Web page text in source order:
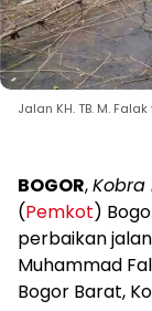
Jalan KH. TB. M.
BOGOR,Kobra
(Pemkot)
perbaikan
Muhammad
Bogor Barat,